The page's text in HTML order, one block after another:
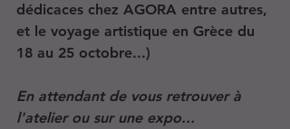
dédicaces chez AGORA entre autres,
et le voyage artistique en Grèce du
18 au 25 octobre...)
En attendant de vous retrouver à
l'atelier ou sur une expo...